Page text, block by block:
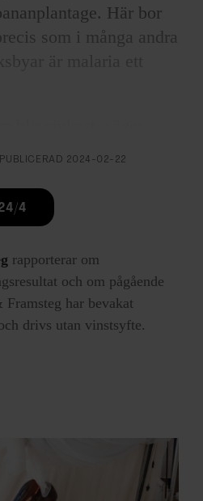
Här bor
som i många andra
på institutionen
SLU.
i ett
riggades med
och byttes ut
vecka för att
Magge, fungerade
bättre än
malaria
PUBLICERAD 2024-02-22
4
rapporterar om
och om pågående
har bevakat
drivs utan vinstsyfte.